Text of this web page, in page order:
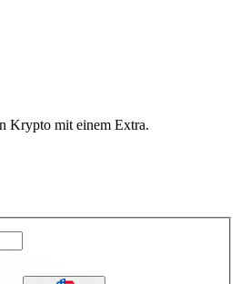
Krypto mit einem Extra.